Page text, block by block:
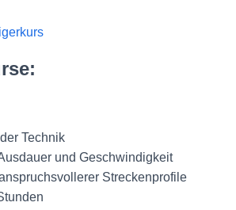
Technik
und Geschwindigkeit
Streckenprofile